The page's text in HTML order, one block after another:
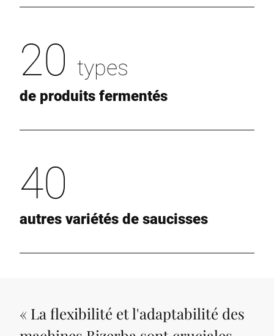
20 types
de produits fermentés
40
autres variétés de saucisses
« La flexibilité et l'adaptabilité des